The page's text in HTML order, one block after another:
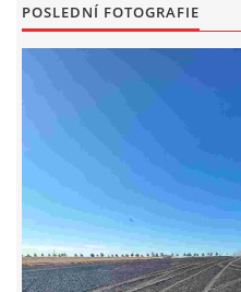
POSLEDNÍ FOTOGRAFIE